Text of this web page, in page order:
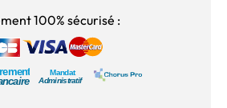
100% sécurisé :